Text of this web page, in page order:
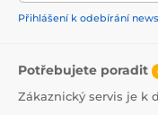
Přihlášení k odebírání
Potřebujete poradit
Zákaznický servis je k